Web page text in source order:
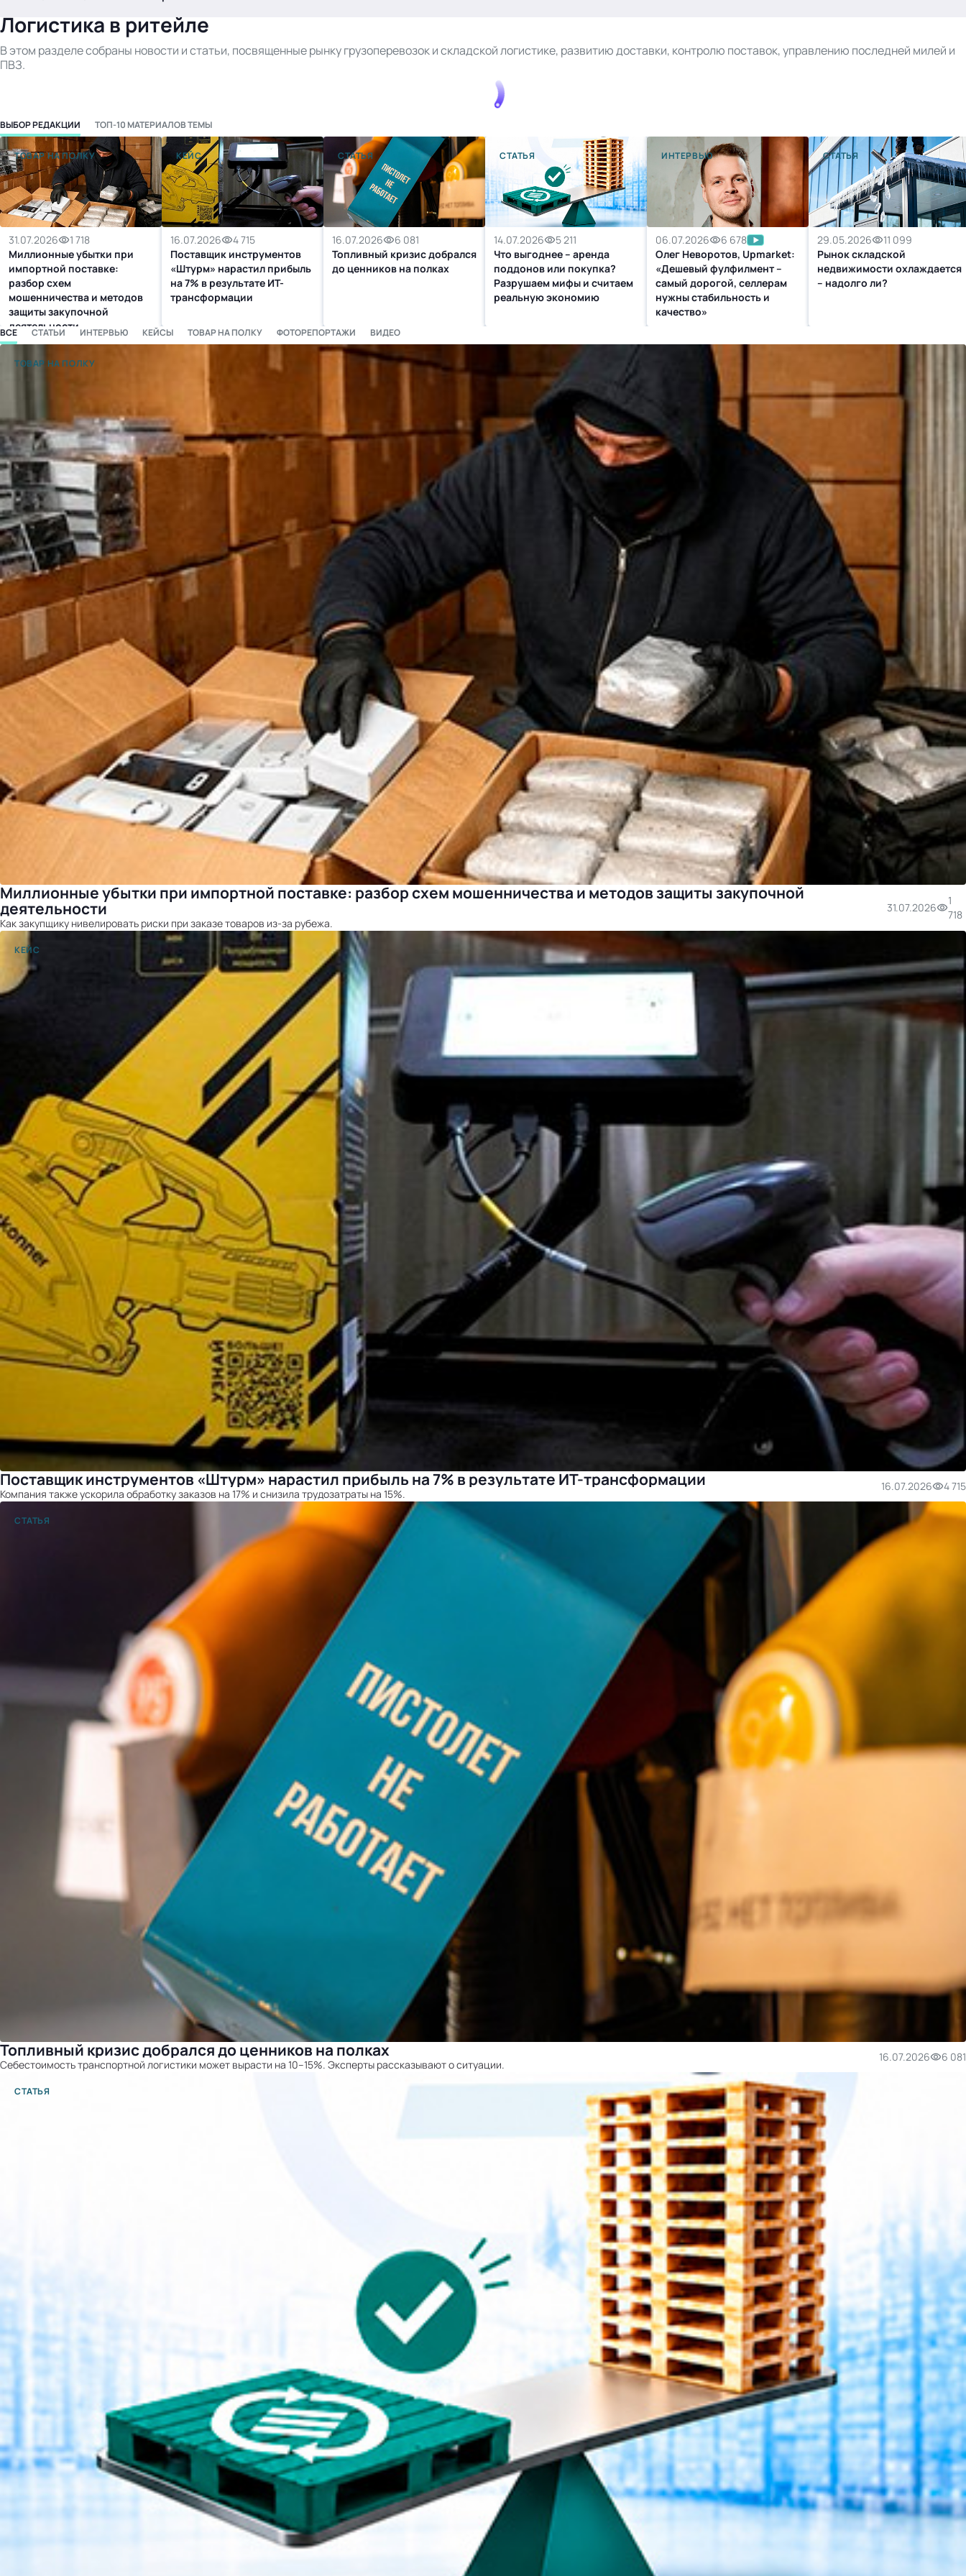
Тема месяца: Автоматизация на 1С
Войти
картина дня
темы
новости
материалы
видео
события
бизнес-центр
Логистика в ритейле
В этом разделе собраны новости и статьи, посвященные рынку грузоперевозок и складской логистике, развитию доставки, контролю поставок, управлению последней милей и
ПВЗ.
ВЫБОР РЕДАКЦИИ ТОП-10 МАТЕРИАЛОВ ТЕМЫ
ТОВАР НА ПОЛКУ
31.07.2026
1 718
Миллионные убытки при
импортной поставке:
разбор схем
мошенничества и методов
защиты закупочной
деятельности
КЕЙС
16.07.2026
4 715
Поставщик инструментов
«Штурм» нарастил прибыль
на 7% в результате ИТ-
трансформации
СТАТЬЯ
16.07.2026
6 081
Топливный кризис добрался
до ценников на полках
СТАТЬЯ
14.07.2026
5 211
Что выгоднее – аренда
поддонов или покупка?
Разрушаем мифы и считаем
реальную экономию
ИНТЕРВЬЮ
06.07.2026
6 678
Олег Неворотов, Upmarket:
«Дешевый фулфилмент –
самый дорогой, селлерам
нужны стабильность и
качество»
СТАТЬЯ
29.05.2026
11 099
Рынок складской
недвижимости охлаждается
– надолго ли?
ВСЕ СТАТЬИ ИНТЕРВЬЮ КЕЙСЫ ТОВАР НА ПОЛКУ ФОТОРЕПОРТАЖИ ВИДЕО
ТОВАР НА ПОЛКУ
Миллионные убытки при импортной поставке: разбор схем мошенничества и методов защиты закупочной
деятельности
Как закупщику нивелировать риски при заказе товаров из-за рубежа.
31.07.2026
1
718
КЕЙС
Поставщик инструментов «Штурм» нарастил прибыль на 7% в результате ИТ-трансформации
Компания также ускорила обработку заказов на 17% и снизила трудозатраты на 15%.
16.07.2026 4 715
СТАТЬЯ
Топливный кризис добрался до ценников на полках
Себестоимость транспортной логистики может вырасти на 10–15%. Эксперты рассказывают о ситуации.
16.07.2026 6 081
СТАТЬЯ